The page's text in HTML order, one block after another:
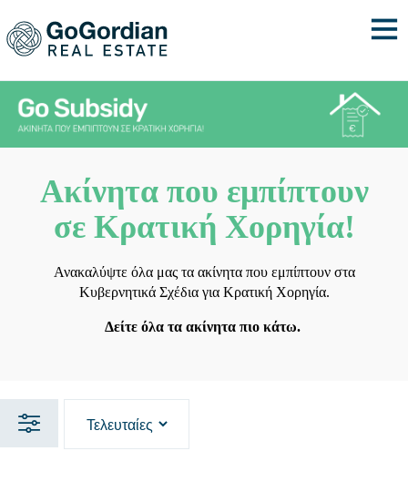
Ακίνητα που εμπίπτουν
σε Κρατική Χορηγία!
Ανακαλύψτε όλα μας τα ακίνητα που εμπίπτουν στα
Κυβερνητικά Σχέδια για Κρατική Χορηγία.
Δείτε όλα τα ακίνητα πιο κάτω.